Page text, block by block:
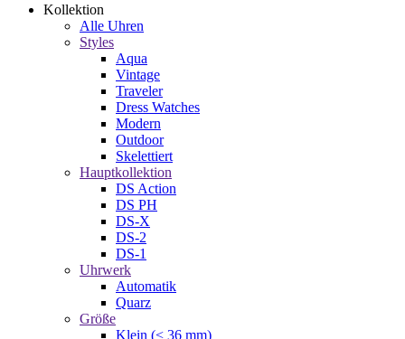
Kollektion
Alle Uhren
Styles
Aqua
Vintage
Traveler
Dress Watches
Modern
Outdoor
Skelettiert
Hauptkollektion
DS Action
DS PH
DS-X
DS-2
DS-1
Uhrwerk
Automatik
Quarz
Größe
Klein (< 36 mm)